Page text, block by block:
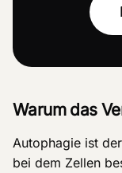
Warum das
Autophagie ist
bei dem Zellen